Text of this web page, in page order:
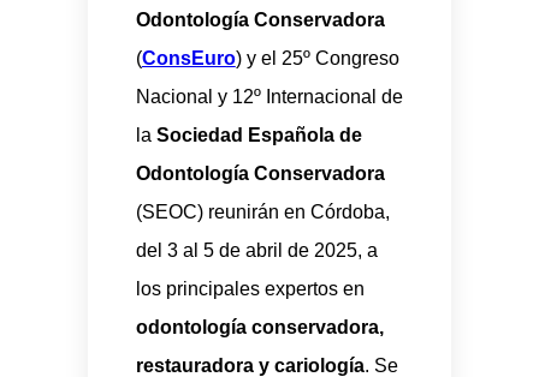
Odontología Conservadora
(ConsEuro) y el 25º Congreso
Nacional y 12º Internacional de
la Sociedad Española de
Odontología Conservadora
(SEOC) reunirán en Córdoba,
del 3 al 5 de abril de 2025, a
los principales expertos en
odontología conservadora,
restauradora y cariología. Se